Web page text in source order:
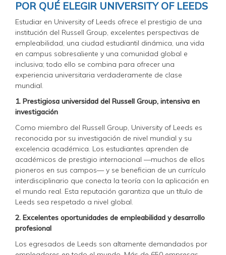
POR QUÉ ELEGIR UNIVERSITY OF LEEDS
Estudiar en University of Leeds ofrece el prestigio de una
institución del Russell Group, excelentes perspectivas de
empleabilidad, una ciudad estudiantil dinámica, una vida
en campus sobresaliente y una comunidad global e
inclusiva; todo ello se combina para ofrecer una
experiencia universitaria verdaderamente de clase
mundial.
1. Prestigiosa universidad del Russell Group, intensiva en
investigación
Como miembro del Russell Group, University of Leeds es
reconocida por su investigación de nivel mundial y su
excelencia académica. Los estudiantes aprenden de
académicos de prestigio internacional —muchos de ellos
pioneros en sus campos— y se benefician de un currículo
interdisciplinario que conecta la teoría con la aplicación en
el mundo real. Esta reputación garantiza que un título de
Leeds sea respetado a nivel global.
2. Excelentes oportunidades de empleabilidad y desarrollo
profesional
Los egresados de Leeds son altamente demandados por